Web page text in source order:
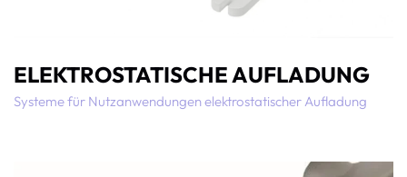
ELEKTROSTATISCHE AUFLADUNG
Systeme für Nutzanwendungen elektrostatischer Aufladung